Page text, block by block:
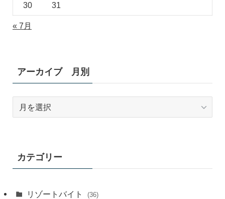
30 31
« 7月
アーカイブ 月別
ブ
カテゴリー
リゾートバイト (36)